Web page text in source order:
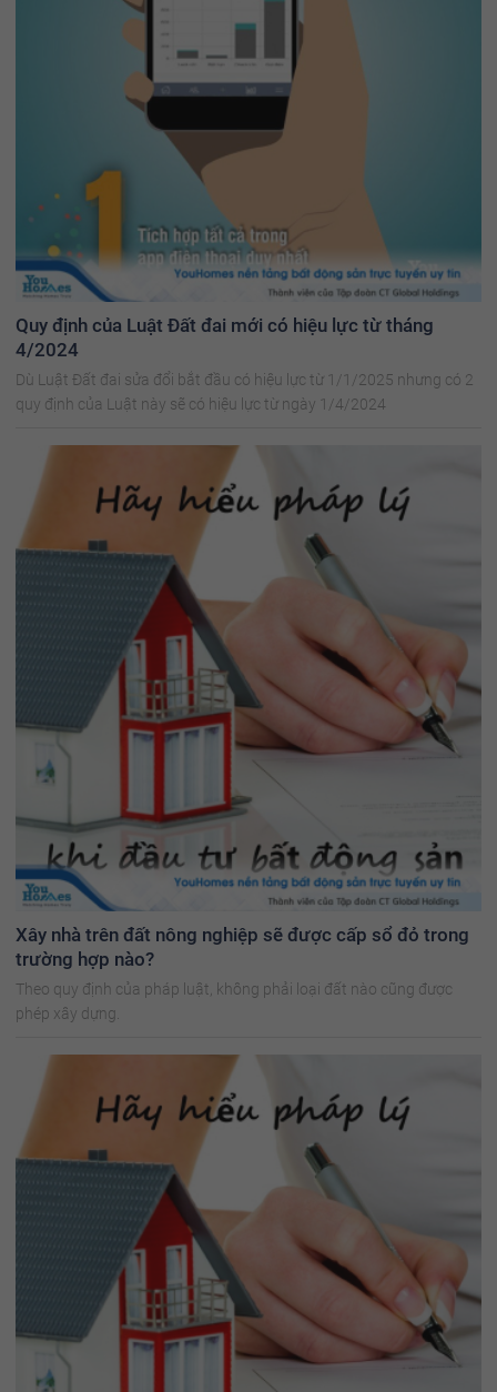
Quy định của Luật Đất đai mới có hiệu lực từ tháng
4/2024
Dù Luật Đất đai sửa đổi bắt đầu có hiệu lực từ 1/1/2025 nhưng có 2
quy định của Luật này sẽ có hiệu lực từ ngày 1/4/2024
Xây nhà trên đất nông nghiệp sẽ được cấp sổ đỏ trong
trường hợp nào?
Theo quy định của pháp luật, không phải loại đất nào cũng được
phép xây dựng.